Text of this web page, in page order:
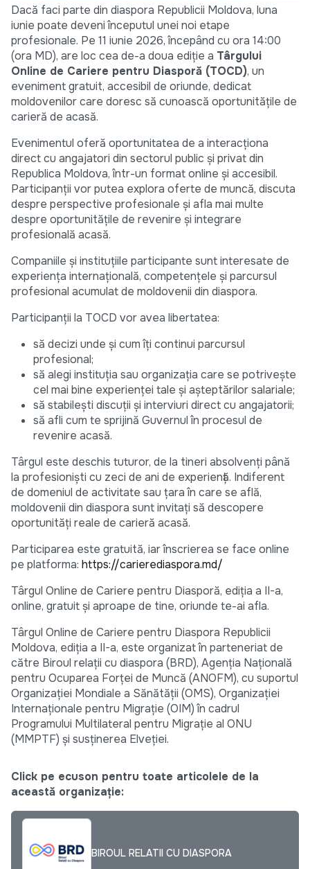
Dacă faci parte din diaspora Republicii Moldova, luna
iunie poate deveni începutul unei noi etape
profesionale. Pe 11 iunie 2026, începând cu ora 14:00
(ora MD), are loc cea de-a doua ediție a Târgului
Online de Cariere pentru Diasporă (TOCD), un
eveniment gratuit, accesibil de oriunde, dedicat
moldovenilor care doresc să cunoască oportunitățile de
carieră de acasă.
Evenimentul oferă oportunitatea de a interacționa
direct cu angajatori din sectorul public și privat din
Republica Moldova, într-un format online și accesibil.
Participanții vor putea explora oferte de muncă, discuta
despre perspective profesionale și afla mai multe
despre oportunitățile de revenire și integrare
profesională acasă.
Companiile și instituțiile participante sunt interesate de
experiența internațională, competențele și parcursul
profesional acumulat de moldovenii din diaspora.
Participanții la TOCD vor avea libertatea:
să decizi unde și cum îți continui parcursul
profesional;
să alegi instituția sau organizația care se potrivește
cel mai bine experienței tale și așteptărilor salariale;
să stabilești discuții și interviuri direct cu angajatorii;
să afli cum te sprijină Guvernul în procesul de
revenire acasă.
Târgul este deschis tuturor, de la tineri absolvenți până
la profesioniști cu zeci de ani de experiență. Indiferent
de domeniul de activitate sau țara în care se află,
moldovenii din diaspora sunt invitați să descopere
oportunități reale de carieră acasă.
Participarea este gratuită, iar înscrierea se face online
pe platforma: https://carierediaspora.md/
Târgul Online de Cariere pentru Diasporă, ediția a II-a,
online, gratuit și aproape de tine, oriunde te-ai afla.
Târgul Online de Cariere pentru Diaspora Republicii
Moldova, ediția a II-a, este organizat în parteneriat de
către Biroul relații cu diaspora (BRD), Agenția Națională
pentru Ocuparea Forței de Muncă (ANOFM), cu suportul
Organizației Mondiale a Sănătății (OMS), Organizației
Internaționale pentru Migrație (OIM) în cadrul
Programului Multilateral pentru Migrație al ONU
(MMPTF) și susținerea Elveției.
Click pe ecuson pentru toate articolele de la
această organizație:
BIROUL RELATII CU DIASPORA